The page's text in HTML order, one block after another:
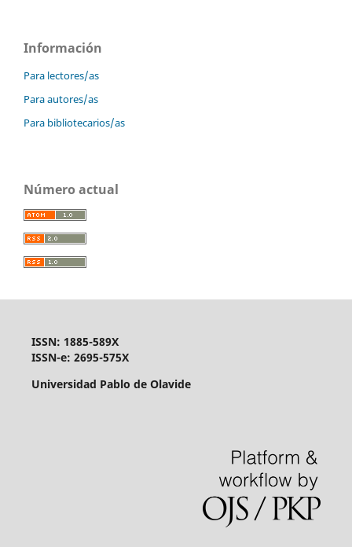
Información
Para lectores/as
Para autores/as
Para bibliotecarios/as
Número actual
ISSN: 1885-589X
ISSN-e: 2695-575X
Universidad Pablo de Olavide